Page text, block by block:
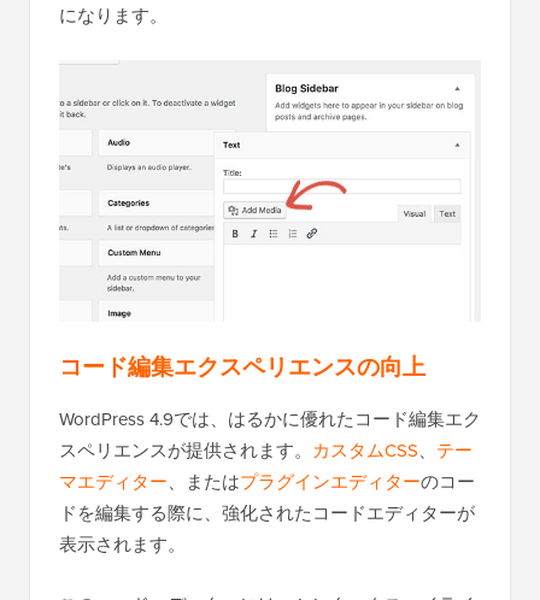
になります。
コード編集エクスペリエンスの向上
WordPress 4.9では、はるかに優れたコード編集エク
スペリエンスが提供されます。 カスタムCSS、 テー
マエディター、またはプラグインエディターのコー
ドを編集する際に、強化されたコードエディターが
表示されます。